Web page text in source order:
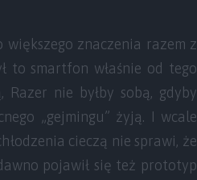
większego znaczenia razem z
to smartfon właśnie od tego
nie byłby sobą, gdyby
„gejmingu” żyją. I wcale
cieczą nie sprawi, że
pojawił się też prototyp